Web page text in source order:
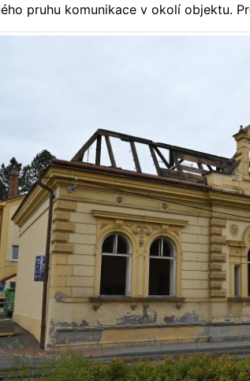
pruhu komunikace v okolí objektu.